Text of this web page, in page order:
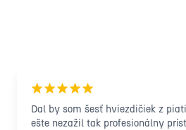
¡¡¡¡¡
Dal by som šesť hviezdičiek z
ešte nezažil tak profesionálny